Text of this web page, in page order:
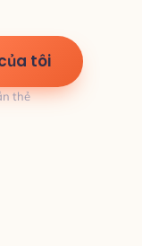
tôi
thẻ